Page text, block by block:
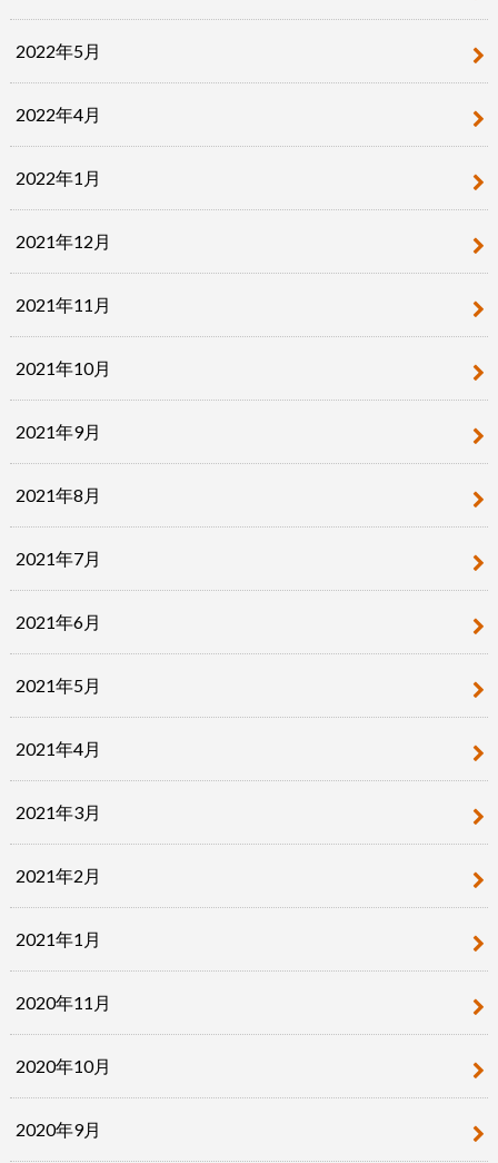
2022年5月
2022年4月
2022年1月
2021年12月
2021年11月
2021年10月
2021年9月
2021年8月
2021年7月
2021年6月
2021年5月
2021年4月
2021年3月
2021年2月
2021年1月
2020年11月
2020年10月
2020年9月